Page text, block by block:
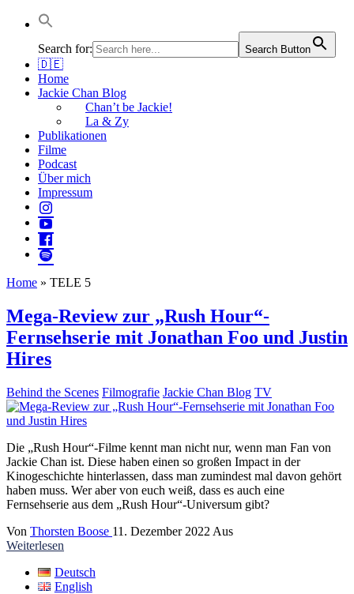
Jackie Chan Deutschland | Thorsten Boose
Autor & Jackie-Chan-Historiker
Search for:
Search Button
🇩🇪
Home
Jackie Chan Blog
Chan’t be Jackie!
La & Zy
Publikationen
Filme
Podcast
Über mich
Impressum
Home » TELE 5
Mega-Review zur „Rush Hour“-
Fernsehserie mit Jonathan Foo und Justin
Hires
Behind the Scenes Filmografie Jackie Chan Blog TV
Die „Rush Hour“-Filme kennt man nicht nur, wenn man Fan von
Jackie Chan ist. Diese haben einen so großen Impact in der
Kinogeschichte hinterlassen, dass man zumindest mal davon gehört
haben muss. Wer aber von euch weiß, dass es auch eine
Fernsehserie aus dem „Rush Hour“-Universum gibt?
Von Thorsten Boose 11. Dezember 2022 Aus
Weiterlesen
Deutsch
English